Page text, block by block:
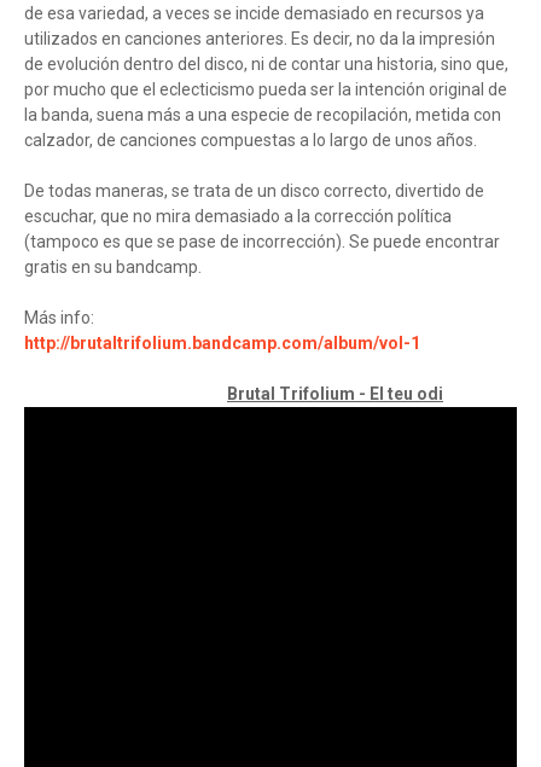
de esa variedad, a veces se incide demasiado en recursos ya
utilizados en canciones anteriores. Es decir, no da la impresión
de evolución dentro del disco, ni de contar una historia, sino que,
por mucho que el eclecticismo pueda ser la intención original de
la banda, suena más a una especie de recopilación, metida con
calzador, de canciones compuestas a lo largo de unos años.
De todas maneras, se trata de un disco correcto, divertido de
escuchar, que no mira demasiado a la corrección política
(tampoco es que se pase de incorrección). Se puede encontrar
gratis en su bandcamp.
Más info:
http://brutaltrifolium.bandcamp.com/album/vol-1
Brutal Trifolium - El teu odi